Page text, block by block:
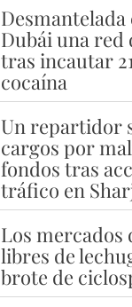
Desmantelada
Dubái una
tras incautar
cocaína
Un repartidor
cargos por
fondos tras
tráfico en
Los mercados
libres de
brote de